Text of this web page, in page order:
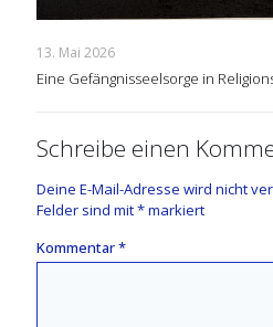
13. Mai 2026
Eine Gefängnisseelsorge in
Schreibe einen
Deine E-Mail-Adresse wird nicht
Felder sind mit*markiert
Kommentar*